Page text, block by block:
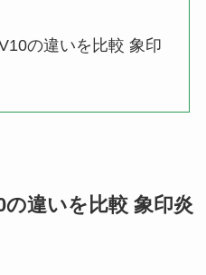
の違いを比較 象印
違いを比較 象印炎